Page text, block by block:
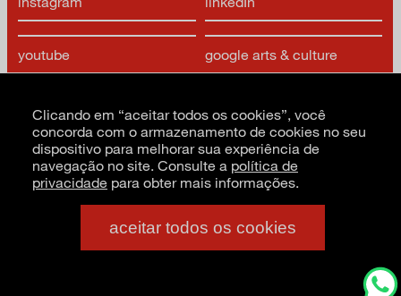
youtube google arts & culture
CNPJ: 62.520.218/0001-24
Clicando em “aceitar todos os cookies”, você
concorda com o armazenamento de cookies no seu
dispositivo para melhorar sua experiência de
navegação no site. Consulte a política de
privacidade para obter mais informações.
aceitar todos os cookies